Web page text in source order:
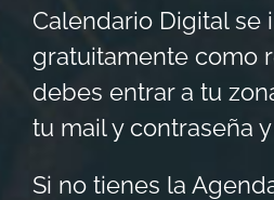
Calendario Digital se
gratuitamente como
debes entrar a tu
tu mail y contraseña
Si no tienes la